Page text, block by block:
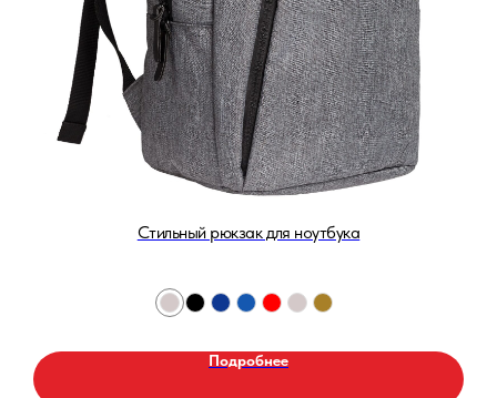
Стильный рюкзак для ноутбука
Подробнее